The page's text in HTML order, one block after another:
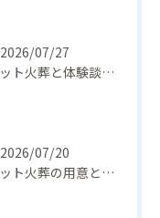
2026/07/27
ペット火葬と体験談で分かる静岡県富士市の安心できる見送り方
2026/07/20
ペット火葬の用意と後悔しない準備リストの全知識